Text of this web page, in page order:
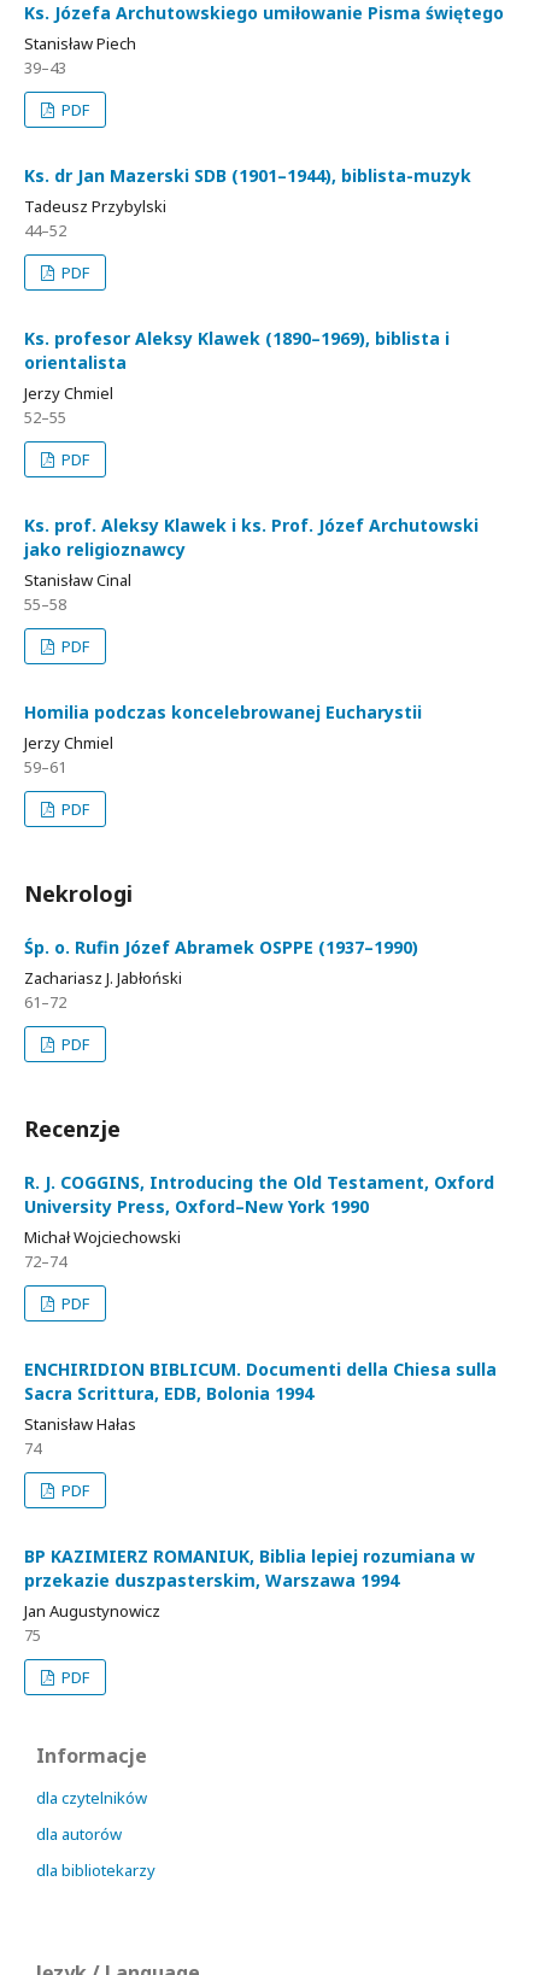
Ks. Józefa Archutowskiego umiłowanie Pisma świętego
Stanisław Piech
39–43
PDF
Ks. dr Jan Mazerski SDB (1901–1944), biblista-muzyk
Tadeusz Przybylski
44–52
PDF
Ks. profesor Aleksy Klawek (1890–1969), biblista i
orientalista
Jerzy Chmiel
52–55
PDF
Ks. prof. Aleksy Klawek i ks. Prof. Józef Archutowski
jako religioznawcy
Stanisław Cinal
55–58
PDF
Homilia podczas koncelebrowanej Eucharystii
Jerzy Chmiel
59–61
PDF
Nekrologi
Śp. o. Rufin Józef Abramek OSPPE (1937–1990)
Zachariasz J. Jabłoński
61–72
PDF
Recenzje
R. J. COGGINS, Introducing the Old Testament, Oxford
University Press, Oxford–New York 1990
Michał Wojciechowski
72–74
PDF
ENCHIRIDION BIBLICUM. Documenti della Chiesa sulla
Sacra Scrittura, EDB, Bolonia 1994
Stanisław Hałas
74
PDF
BP KAZIMIERZ ROMANIUK, Biblia lepiej rozumiana w
przekazie duszpasterskim, Warszawa 1994
Jan Augustynowicz
75
PDF
Informacje
dla czytelników
dla autorów
dla bibliotekarzy